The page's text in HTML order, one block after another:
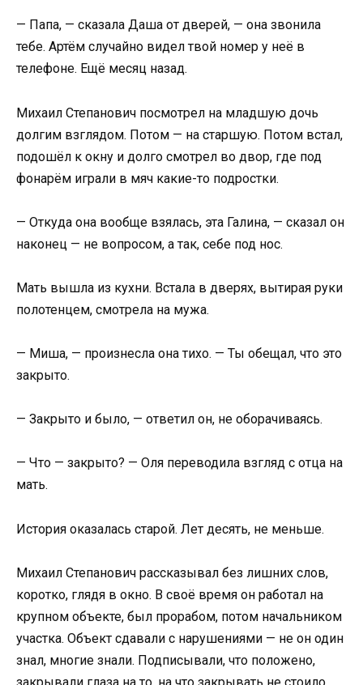
— Папа, — сказала Даша от дверей, — она звонила
тебе. Артём случайно видел твой номер у неё в
телефоне. Ещё месяц назад.
Михаил Степанович посмотрел на младшую дочь
долгим взглядом. Потом — на старшую. Потом встал,
подошёл к окну и долго смотрел во двор, где под
фонарём играли в мяч какие-то подростки.
— Откуда она вообще взялась, эта Галина, — сказал он
наконец — не вопросом, а так, себе под нос.
Мать вышла из кухни. Встала в дверях, вытирая руки
полотенцем, смотрела на мужа.
— Миша, — произнесла она тихо. — Ты обещал, что это
закрыто.
— Закрыто и было, — ответил он, не оборачиваясь.
— Что — закрыто? — Оля переводила взгляд с отца на
мать.
История оказалась старой. Лет десять, не меньше.
Михаил Степанович рассказывал без лишних слов,
коротко, глядя в окно. В своё время он работал на
крупном объекте, был прорабом, потом начальником
участка. Объект сдавали с нарушениями — не он один
знал, многие знали. Подписывали, что положено,